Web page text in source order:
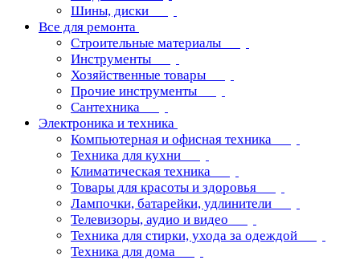
Шины, диски
Все для ремонта
Строительные материалы
Инструменты
Хозяйственные товары
Прочие инструменты
Сантехника
Электроника и техника
Компьютерная и офисная техника
Техника для кухни
Климатическая техника
Товары для красоты и здоровья
Лампочки, батарейки, удлинители
Телевизоры, аудио и видео
Техника для стирки, ухода за одеждой
Техника для дома